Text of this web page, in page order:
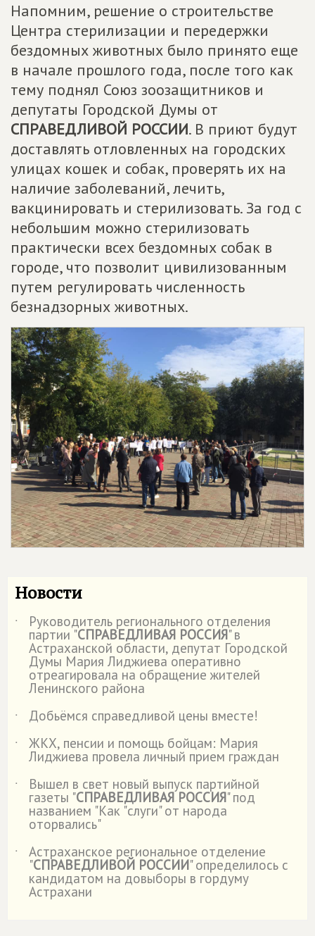
Напомним, решение о строительстве
Центра стерилизации и передержки
бездомных животных было принято еще
в начале прошлого года, после того как
тему поднял Союз зоозащитников и
депутаты Городской Думы от
СПРАВЕДЛИВОЙ РОССИИ. В приют будут
доставлять отловленных на городских
улицах кошек и собак, проверять их на
наличие заболеваний, лечить,
вакцинировать и стерилизовать. За год с
небольшим можно стерилизовать
практически всех бездомных собак в
городе, что позволит цивилизованным
путем регулировать численность
безнадзорных животных.
Новости
˙ Руководитель регионального отделения
партии "СПРАВЕДЛИВАЯ РОССИЯ" в
Астраханской области, депутат Городской
Думы Мария Лиджиева оперативно
отреагировала на обращение жителей
Ленинского района
˙
Добьёмся справедливой цены вместе!
˙
ЖКХ, пенсии и помощь бойцам: Мария
Лиджиева провела личный прием граждан
˙
Вышел в свет новый выпуск партийной
газеты "СПРАВЕДЛИВАЯ РОССИЯ" под
названием "Как "слуги" от народа
оторвались"
˙
Астраханское региональное отделение
"СПРАВЕДЛИВОЙ РОССИИ" определилось с
кандидатом на довыборы в гордуму
Астрахани